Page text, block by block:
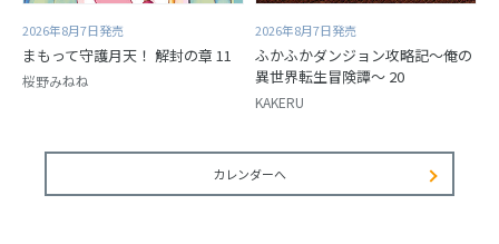
2026年8月7日発売
まもって守護月天！ 解封の章 11
桜野みねね
2026年8月7日発売
ふかふかダンジョン攻略記～俺の
異世界転生冒険譚～ 20
KAKERU
カレンダーへ